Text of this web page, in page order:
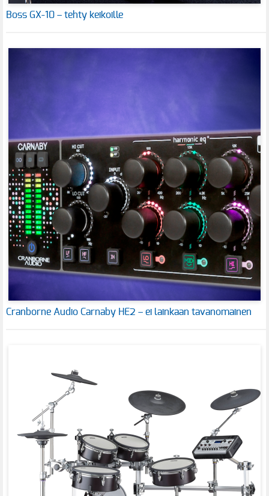
Boss GX-10 – tehty keikoille
Cranborne Audio Carnaby HE2 – ei lainkaan tavanomainen